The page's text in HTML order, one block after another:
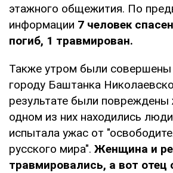
этажного общежития. По
информации 7 человек
погиб, 1 травмирован.
Также утром были совершены
городу Баштанка
результате были
одном из них находились
испытала ужас от
русского мира". Женщина и
травмировались, а вот отец